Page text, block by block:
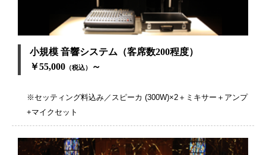
小規模 音響システム（客席数200程度）
￥55,000 （税込） ～
※セッティング料込み／スピーカ (300W)×2＋ミキサー＋アンプ
+マイクセット